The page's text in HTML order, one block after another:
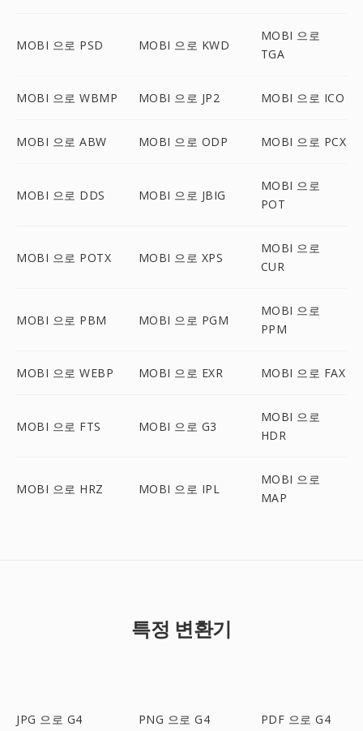
MOBI 으로 PSD MOBI 으로 KWD
MOBI 으로
TGA
MOBI 으로 WBMP MOBI 으로 JP2 MOBI 으로 ICO
MOBI 으로 ABW MOBI 으로 ODP MOBI 으로 PCX
MOBI 으로 DDS MOBI 으로 JBIG
MOBI 으로
POT
MOBI 으로 POTX MOBI 으로 XPS
MOBI 으로
CUR
MOBI 으로 PBM MOBI 으로 PGM
MOBI 으로
PPM
MOBI 으로 WEBP MOBI 으로 EXR MOBI 으로 FAX
MOBI 으로 FTS MOBI 으로 G3
MOBI 으로
HDR
MOBI 으로 HRZ MOBI 으로 IPL
MOBI 으로
MAP
특정 변환기
JPG 으로 G4 PNG 으로 G4 PDF 으로 G4